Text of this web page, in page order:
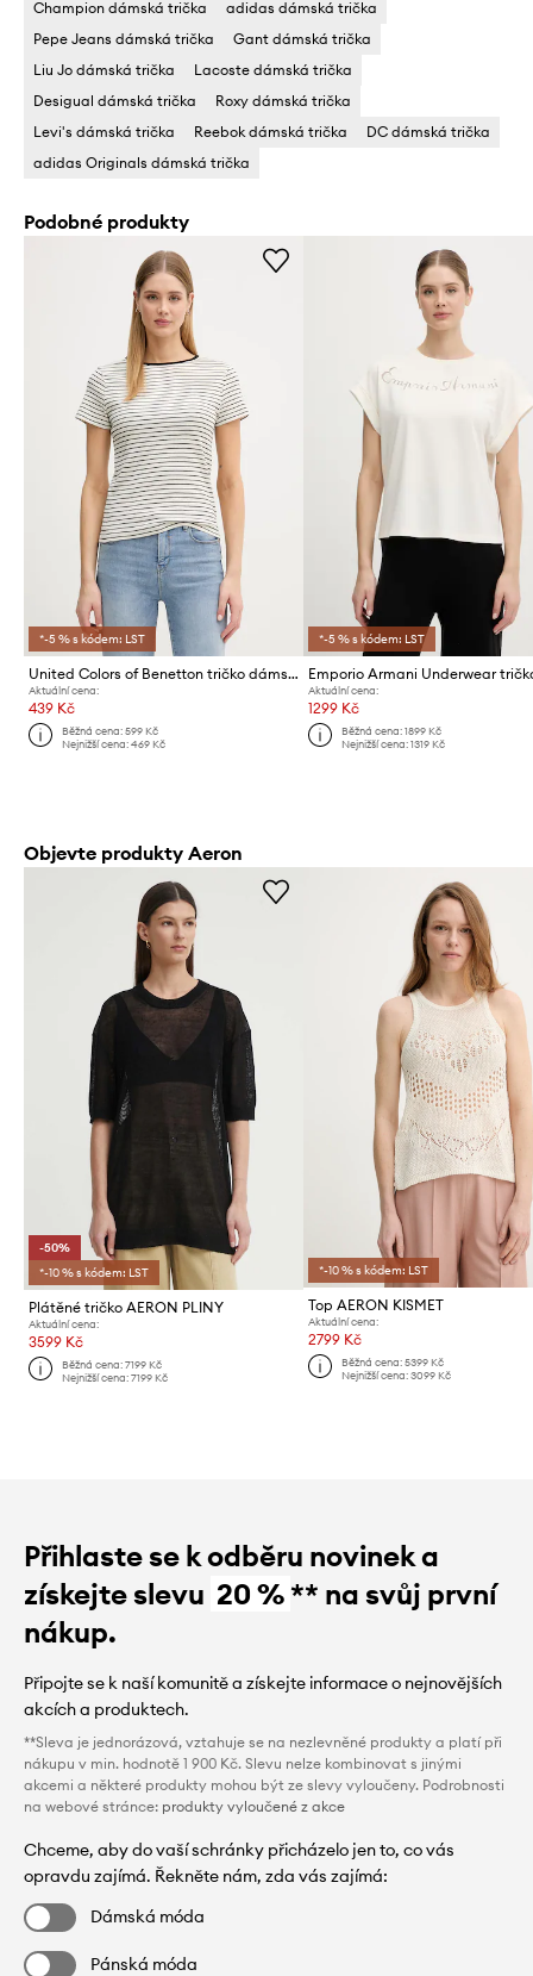
Champion dámská trička
adidas dámská trička
Pepe Jeans dámská trička
Gant dámská trička
Liu Jo dámská trička
Lacoste dámská trička
Desigual dámská trička
Roxy dámská trička
Levi's dámská trička
Reebok dámská trička
DC dámská trička
adidas Originals dámská trička
Podobné produkty
*-5 % s kódem: LST
United Colors of Benetton tričko dámské bavlněné
Aktuální cena:
439 Kč
Běžná cena:599 Kč
Nejnižší cena:469 Kč
*-5 % s kódem: LST
Aktuální cena:
1299 Kč
Běžná cena: 1899 Kč
Nejnižší cena: 1319 Kč
Objevte produkty Aeron
-50%
*-10 % s kódem: LST
Plátěné tričko AERON PLINY
Aktuální cena:
3599 Kč
Běžná cena:7199 Kč
Nejnižší cena:7199 Kč
*-10 % s kódem: LST
Top AERON KISMET
Aktuální cena:
2799 Kč
Běžná cena: 5399 Kč
Nejnižší cena: 3099 Kč
Přihlaste se k odběru novinek a
získejte slevu 20 %** na svůj první
nákup.
Připojte se k naší komunitě a získejte informace o nejnovějších
akcích a produktech.
**Sleva je jednorázová, vztahuje se na nezlevněné produkty a platí při
nákupu v min. hodnotě 1 900 Kč. Slevu nelze kombinovat s jinými
akcemi a některé produkty mohou být ze slevy vyloučeny. Podrobnosti
na webové stránce: produkty vyloučené z akce
Chceme, aby do vaší schránky přicházelo jen to, co vás
opravdu zajímá. Řekněte nám, zda vás zajímá:
Dámská móda
Pánská móda